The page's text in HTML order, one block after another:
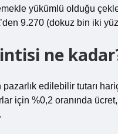
yükümlü olduğu
9.270 (dokuz bin iki yüz
ne
pazarlık edilebilir tutarı
için %0,2 oranında